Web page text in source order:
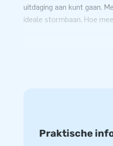
uitdaging aan kunt gaan.
ideale stormbaan. Hoe
of print en je hebt jouw
blowers,
Praktische